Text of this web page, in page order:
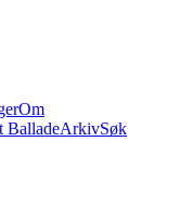
Om
BalladeArkivSøk